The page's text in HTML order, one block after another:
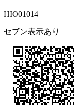
HIO01014
セブン表示あり